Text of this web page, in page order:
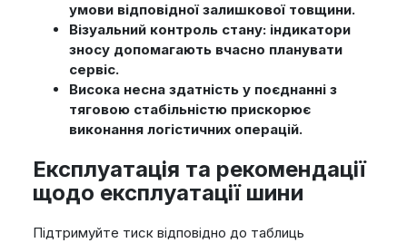
умови відповідної залишкової товщини.
Візуальний контроль стану: індикатори
зносу допомагають вчасно планувати
сервіс.
Висока несна здатність у поєднанні з
тяговою стабільністю прискорює
виконання логістичних операцій.
Експлуатація та рекомендації
щодо експлуатації шини
Підтримуйте тиск відповідно до таблиць